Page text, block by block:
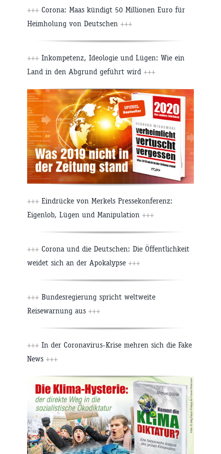
+++ Corona: Maas kündigt 50 Millionen Euro für
Heimholung von Deutschen +++
+++ Inkompetenz, Ideologie und Lügen: Wie ein
Land in den Abgrund geführt wird +++
+++ Eindrücke von Merkels Pressekonferenz:
Eigenlob, Lügen und Manipulation +++
+++ Corona und die Deutschen: Die Öffentlichkeit
weidet sich an der Apokalypse +++
+++ Bundesregierung spricht weltweite
Reisewarnung aus +++
+++ In der Coronavirus-Krise mehren sich die Fake
News +++